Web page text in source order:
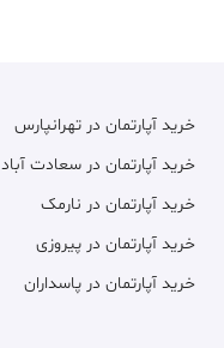
خرید آپارتمان در تهرانپارس
خرید آپارتمان در سعادت آباد
خرید آپارتمان در نارمک
خرید آپارتمان در پیروزی
خرید آپارتمان در پاسداران